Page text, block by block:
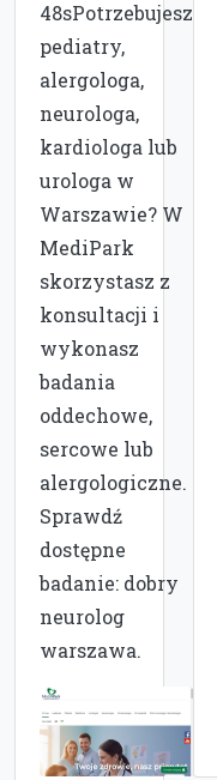
48sPotrzebujesz
pediatry,
alergologa,
neurologa,
kardiologa lub
urologa w
Warszawie? W
MediPark
skorzystasz z
konsultacji i
wykonasz
badania
oddechowe,
sercowe lub
alergologiczne.
Sprawdź
dostępne
badanie: dobry
neurolog
warszawa.